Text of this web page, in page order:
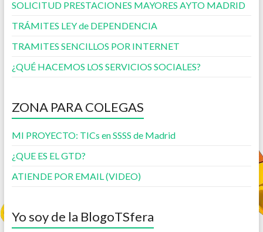
SOLICITUD PRESTACIONES MAYORES AYTO MADRID
TRÁMITES LEY de DEPENDENCIA
TRAMITES SENCILLOS POR INTERNET
¿QUÉ HACEMOS LOS SERVICIOS SOCIALES?
ZONA PARA COLEGAS
MI PROYECTO: TICs en SSSS de Madrid
¿QUE ES EL GTD?
ATIENDE POR EMAIL (VIDEO)
Yo soy de la BlogoTSfera